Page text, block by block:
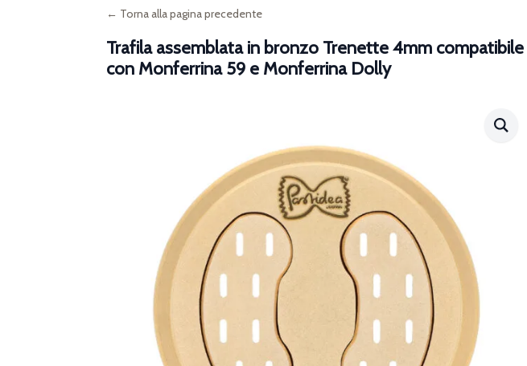
← Torna alla pagina precedente
Trafila assemblata in bronzo Trenette 4mm compatibile
con Monferrina 59 e Monferrina Dolly